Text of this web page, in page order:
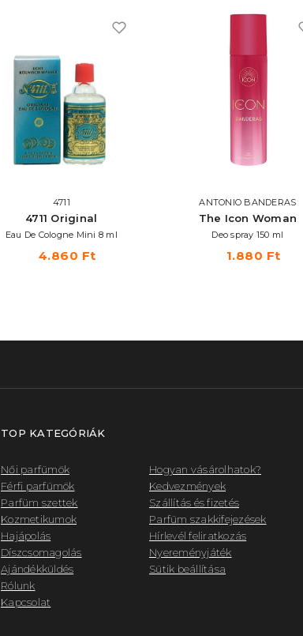
4711
4711 Original
Eau De Cologne Mini 8 ml
4.860 Ft
ANTONIO BANDERAS
The Icon Woman
Deo spray 150 ml
1.880 Ft
TOP KATEGÓRIÁK
Női parfümök
Férfi parfümök
Parfüm szettek
Kozmetikumok
Hajápolás
Díszcsomagolás
Ajándékküldés
Rólunk
Kapcsolat
Hogyan vásárolhatok?
Kedvezmények
Szállítás és fizetés
Parfüm szakkifejezések
Hírlevél feliratkozás
Nyereményjáték
Sütik beállítása